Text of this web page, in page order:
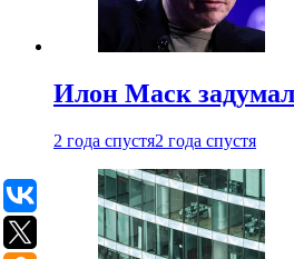
Илон Маск
2 года спустя2 года спустя